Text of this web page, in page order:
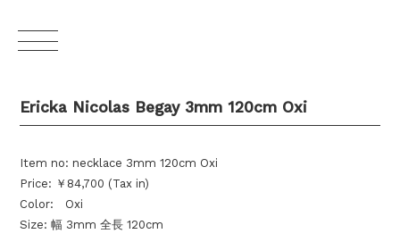
Ericka Nicolas Begay 3mm 120cm Oxi
Item no: necklace 3mm 120cm Oxi
Price: ￥84,700 (Tax in)
Color: Oxi
Size: 幅 3mm 全長 120cm